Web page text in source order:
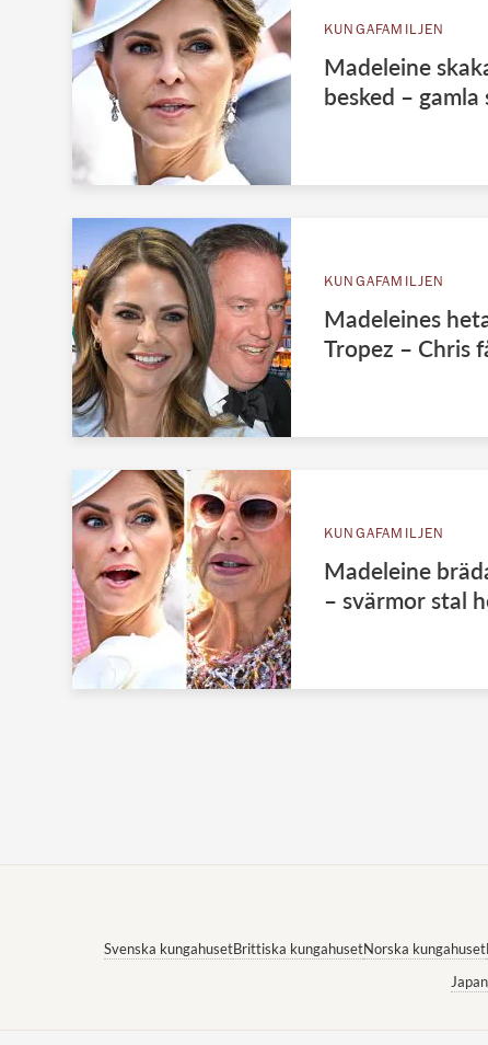
KUNGAFAMILJEN
Madeleine
besked – gamla
KUNGAFAMILJEN
Madeleines
Tropez – Chris
KUNGAFAMILJEN
Madeleine
– svärmor stal
Svenska kungahusetBrittiska kungahusetNorska kungahuset